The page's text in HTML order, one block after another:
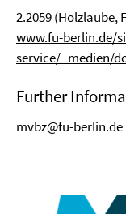
2.2059 (Holzlaube,
www.fu-berlin.de/
service/_medien/
Further
mvbz@fu-berlin.de